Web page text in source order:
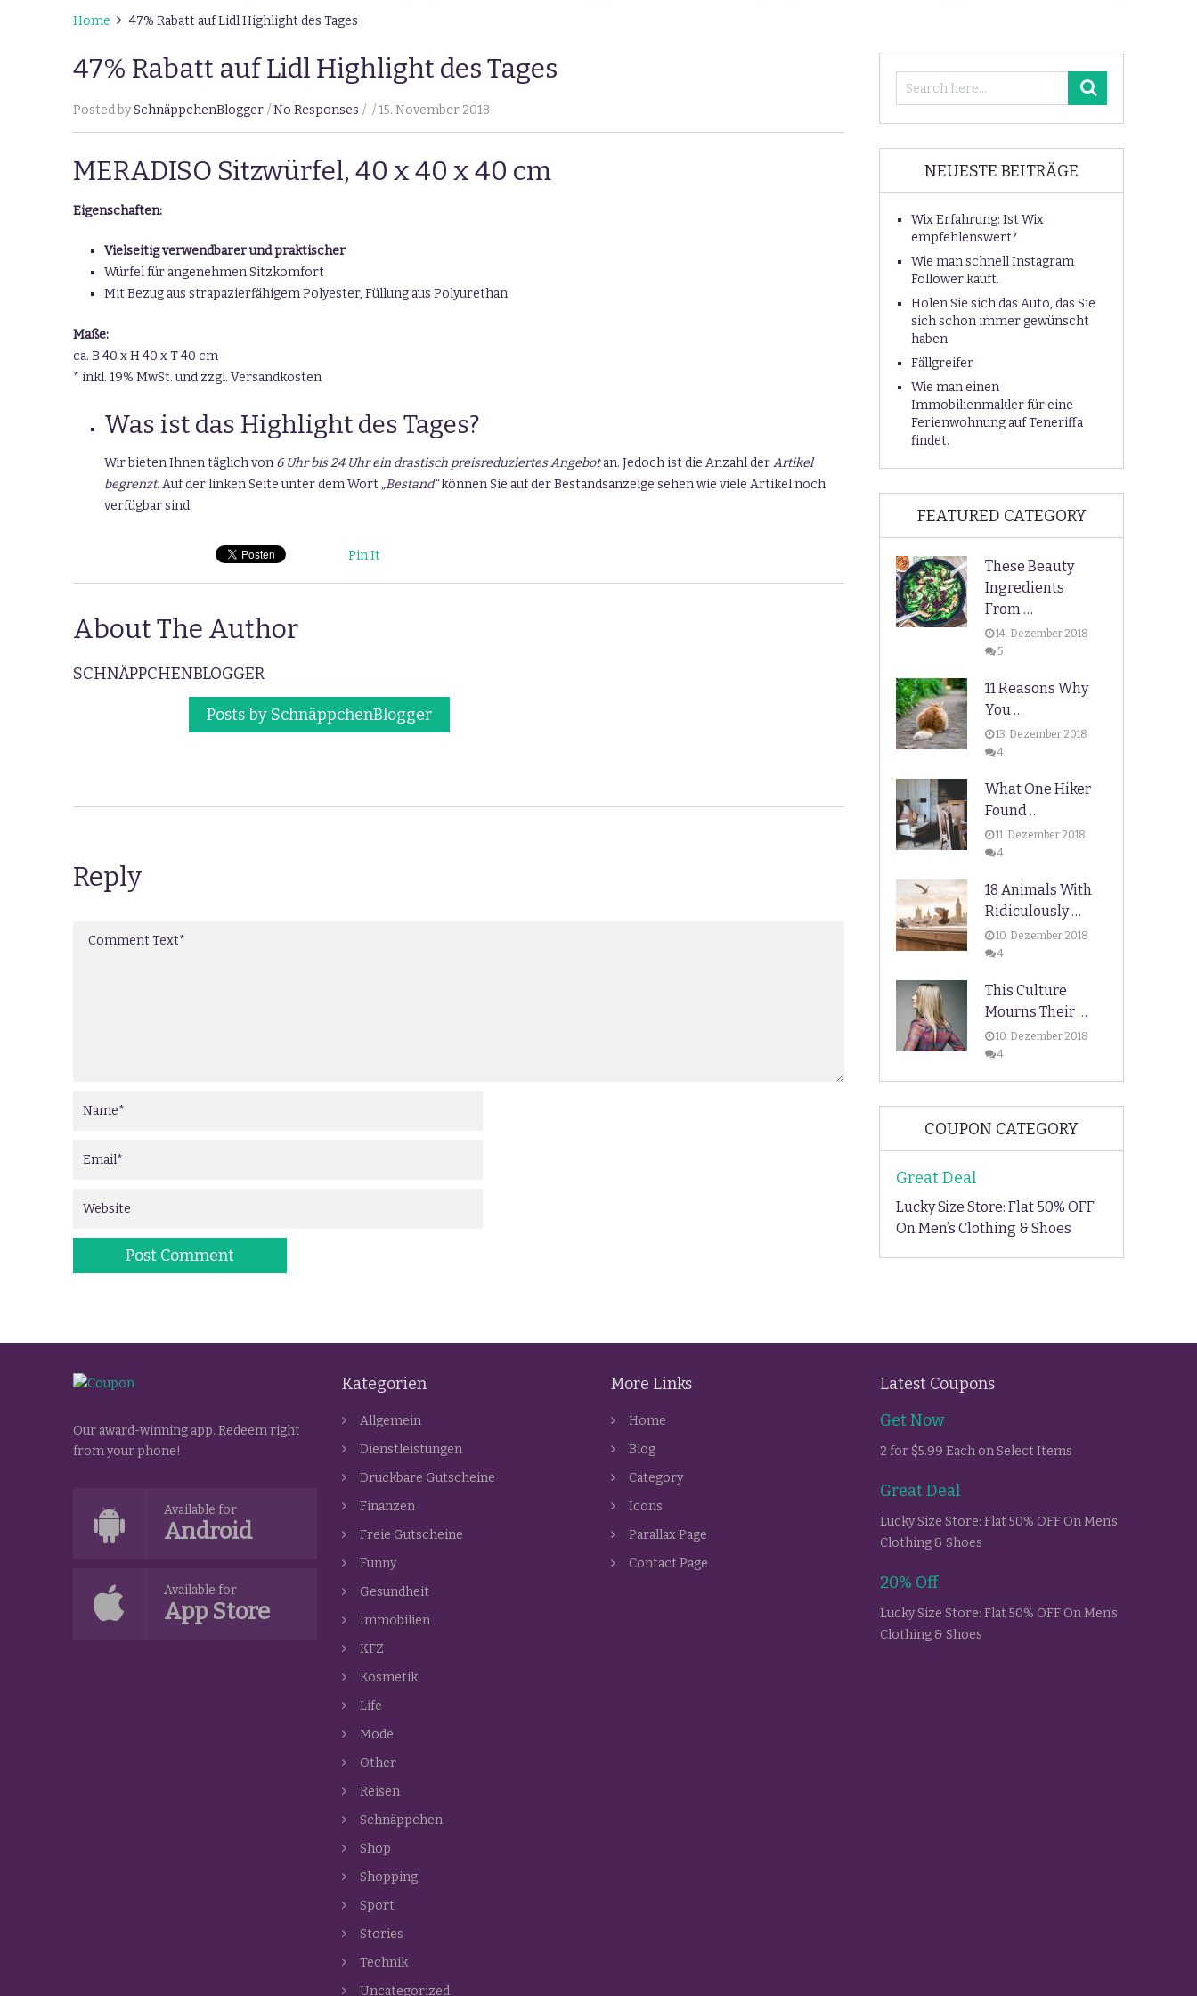
Home 47% Rabatt auf Lidl Highlight des Tages
47% Rabatt auf Lidl Highlight des Tages
Posted bySchnäppchenBlogger No Responses 15. November 2018
MERADISO Sitzwürfel, 40 x 40 x 40 cm
Eigenschaften:
Vielseitig verwendbarer und praktischer
Würfel für angenehmen Sitzkomfort
Mit Bezug aus strapazierfähigem Polyester, Füllung aus Polyurethan
Maße:
ca. B 40 x H 40 x T 40 cm
* inkl. 19% MwSt. und zzgl. Versandkosten
Was ist das Highlight des Tages?
Wir bieten Ihnen täglich von 6 Uhr bis 24 Uhr ein drastisch preisreduziertes Angebotan. Jedoch ist die Anzahl derArtikel
begrenzt. Auf der linken Seite unter dem Wort „Bestand“können Sie auf der Bestandsanzeige sehen wie viele Artikel noch
verfügbar sind.
Pin It
About The Author
SCHNÄPPCHENBLOGGER
Posts by SchnäppchenBlogger
Reply
NEUESTE BEITRÄGE
Wix Erfahrung: Ist Wix
empfehlenswert?
Wie man schnell Instagram
Follower kauft.
Holen Sie sich das Auto, das Sie
sich schon immer gewünscht
haben
Fällgreifer
Wie man einen
Immobilienmakler für eine
Ferienwohnung auf Teneriffa
findet.
FEATURED CATEGORY
These Beauty
Ingredients
From …
14. Dezember 2018
5
11 Reasons Why
You …
13. Dezember 2018
4
What One Hiker
Found …
11. Dezember 2018
4
18 Animals With
Ridiculously …
10. Dezember 2018
4
This Culture
Mourns Their …
10. Dezember 2018
4
COUPON CATEGORY
Great Deal
Lucky Size Store: Flat 50% OFF
On Men’s Clothing & Shoes
Our award-winning app. Redeem right
from your phone!
Available for
Android
Available for
App Store
Kategorien
Allgemein
Dienstleistungen
Druckbare Gutscheine
Finanzen
Freie Gutscheine
Funny
Gesundheit
Immobilien
KFZ
Kosmetik
Life
Mode
Other
Reisen
Schnäppchen
Shop
Shopping
Sport
Stories
Technik
Uncategorized
More Links
Home
Blog
Category
Icons
Parallax Page
Contact Page
Latest Coupons
Get Now
2 for $5.99 Each on Select Items
Great Deal
Lucky Size Store: Flat 50% OFF On Men’s
Clothing & Shoes
20% Off
Lucky Size Store: Flat 50% OFF On Men’s
Clothing & Shoes